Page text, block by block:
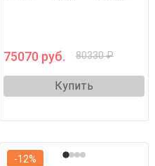
75070 руб. 80330 ₽
Купить
-12%